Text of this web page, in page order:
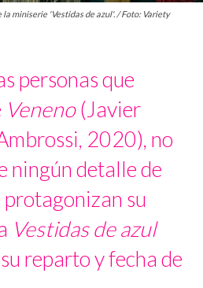
la miniserie 'Vestidas de azul'. / Foto: Variety
personas que
Veneno(Javier
2020), no
ningún detalle de
su
Vestidas de azul
reparto y fecha de